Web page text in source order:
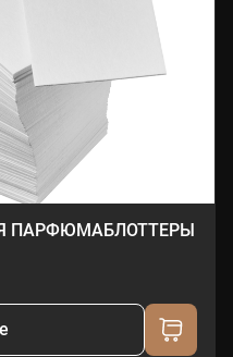
ПАРФЮМАБЛОТТЕРЫ